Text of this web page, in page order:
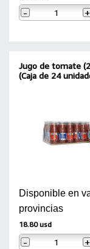
- +
Jugo de tomate
(Caja de 24
Disponible en
provincias
18.80 usd
- +